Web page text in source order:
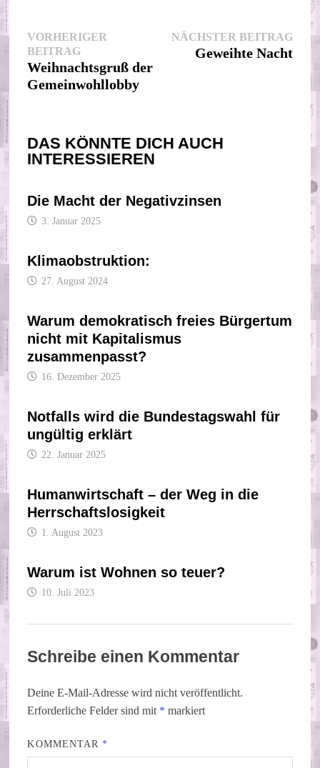
Beitragsnavigation
VORHERIGER
BEITRAGVorheriger
Beitrag:
Weihnachtsgruß der
Gemeinwohllobby
NÄCHSTER BEITRAG
Geweihte Nacht
DAS KÖNNTE DICH AUCH
INTERESSIEREN
Die Macht der Negativzinsen
3. Januar 2025
Klimaobstruktion:
27. August 2024
Warum demokratisch freies Bürgertum
nicht mit Kapitalismus
zusammenpasst?
16. Dezember 2025
Notfalls wird die Bundestagswahl für
ungültig erklärt
22. Januar 2025
Humanwirtschaft – der Weg in die
Herrschaftslosigkeit
1. August 2023
Warum ist Wohnen so teuer?
10. Juli 2023
Schreibe einen Kommentar
Deine E-Mail-Adresse wird nicht veröffentlicht.
Erforderliche Felder sind mit * markiert
KOMMENTAR *